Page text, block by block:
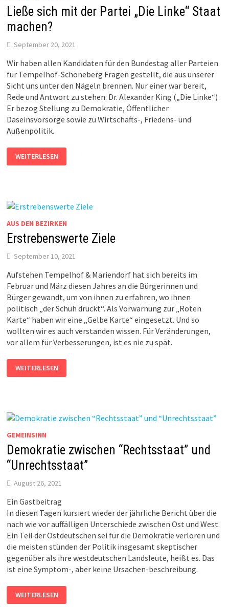
Ließe sich mit der Partei „Die Linke“ Staat
machen?
September 20, 2021
Wir haben allen Kandidaten für den Bundestag aller Parteien
für Tempelhof-Schöneberg Fragen gestellt, die aus unserer
Sicht uns unter den Nägeln brennen. Nur einer war bereit,
Rede und Antwort zu stehen: Dr. Alexander King („Die Linke“)
Er bezog Stellung zu Demokratie, Öffentlicher
Daseinsvorsorge sowie zu Wirtschafts-, Friedens- und
Außenpolitik.
LIESSE S
ICH M
IT D
TAAT M
ACHEN?
WEITERLESEN
AUS DEN BEZIRKEN
Erstrebenswerte Ziele
September 10, 2021
Aufstehen Tempelhof & Mariendorf hat sich bereits im
Februar und März diesen Jahres an die Bürgerinnen und
Bürger gewandt, um von ihnen zu erfahren, wo ihnen
politisch „der Schuh drückt“. Als Vorwarnung zur „Roten
Karte“ haben wir eine „Gelbe Karte“ eingesetzt. Und so
wollten wir es auch verstanden wissen. Für Veränderungen,
vor allem für Verbesserungen, ist es nie zu spät.
ERSTREBENSWERTE
ZIELE
WEITERLESEN
GEMEINSINN
Demokratie zwischen “Rechtsstaat” und
“Unrechtsstaat”
August 26, 2021
Ein Gastbeitrag
In diesen Tagen kursiert wieder der jährliche Bericht über die
nach wie vor auffälligen Unterschiede zwischen Ost und West.
Ein Teil der Ostdeutschen sei für die Demokratie verloren und
die meisten stünden der Politik insgesamt skeptischer
gegenüber als ihre westdeutschen Landsleute, heißt es. Das
ist eine Symptom-, aber keine Ursachen-beschreibung.
DEMOKRATIE
ZWISCHEN
WEITERLESEN